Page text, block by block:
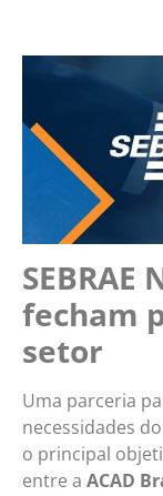
SEBRAE
fecham
setor
Uma parceria
necessidades
o principal
entre a ACAD